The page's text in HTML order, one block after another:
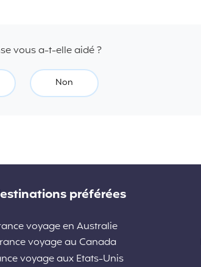
vous a-t-elle aidé ?
Non
préférées
voyage en Australie
voyage au Canada
voyage aux Etats-Unis